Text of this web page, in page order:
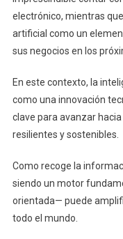
electrónico, mientras
artificial como un
sus negocios en los
En este contexto, la
como una innovación
clave para avanzar
resilientes y sostenibles.
Como recoge la
siendo un motor
orientada— puede
todo el mundo.